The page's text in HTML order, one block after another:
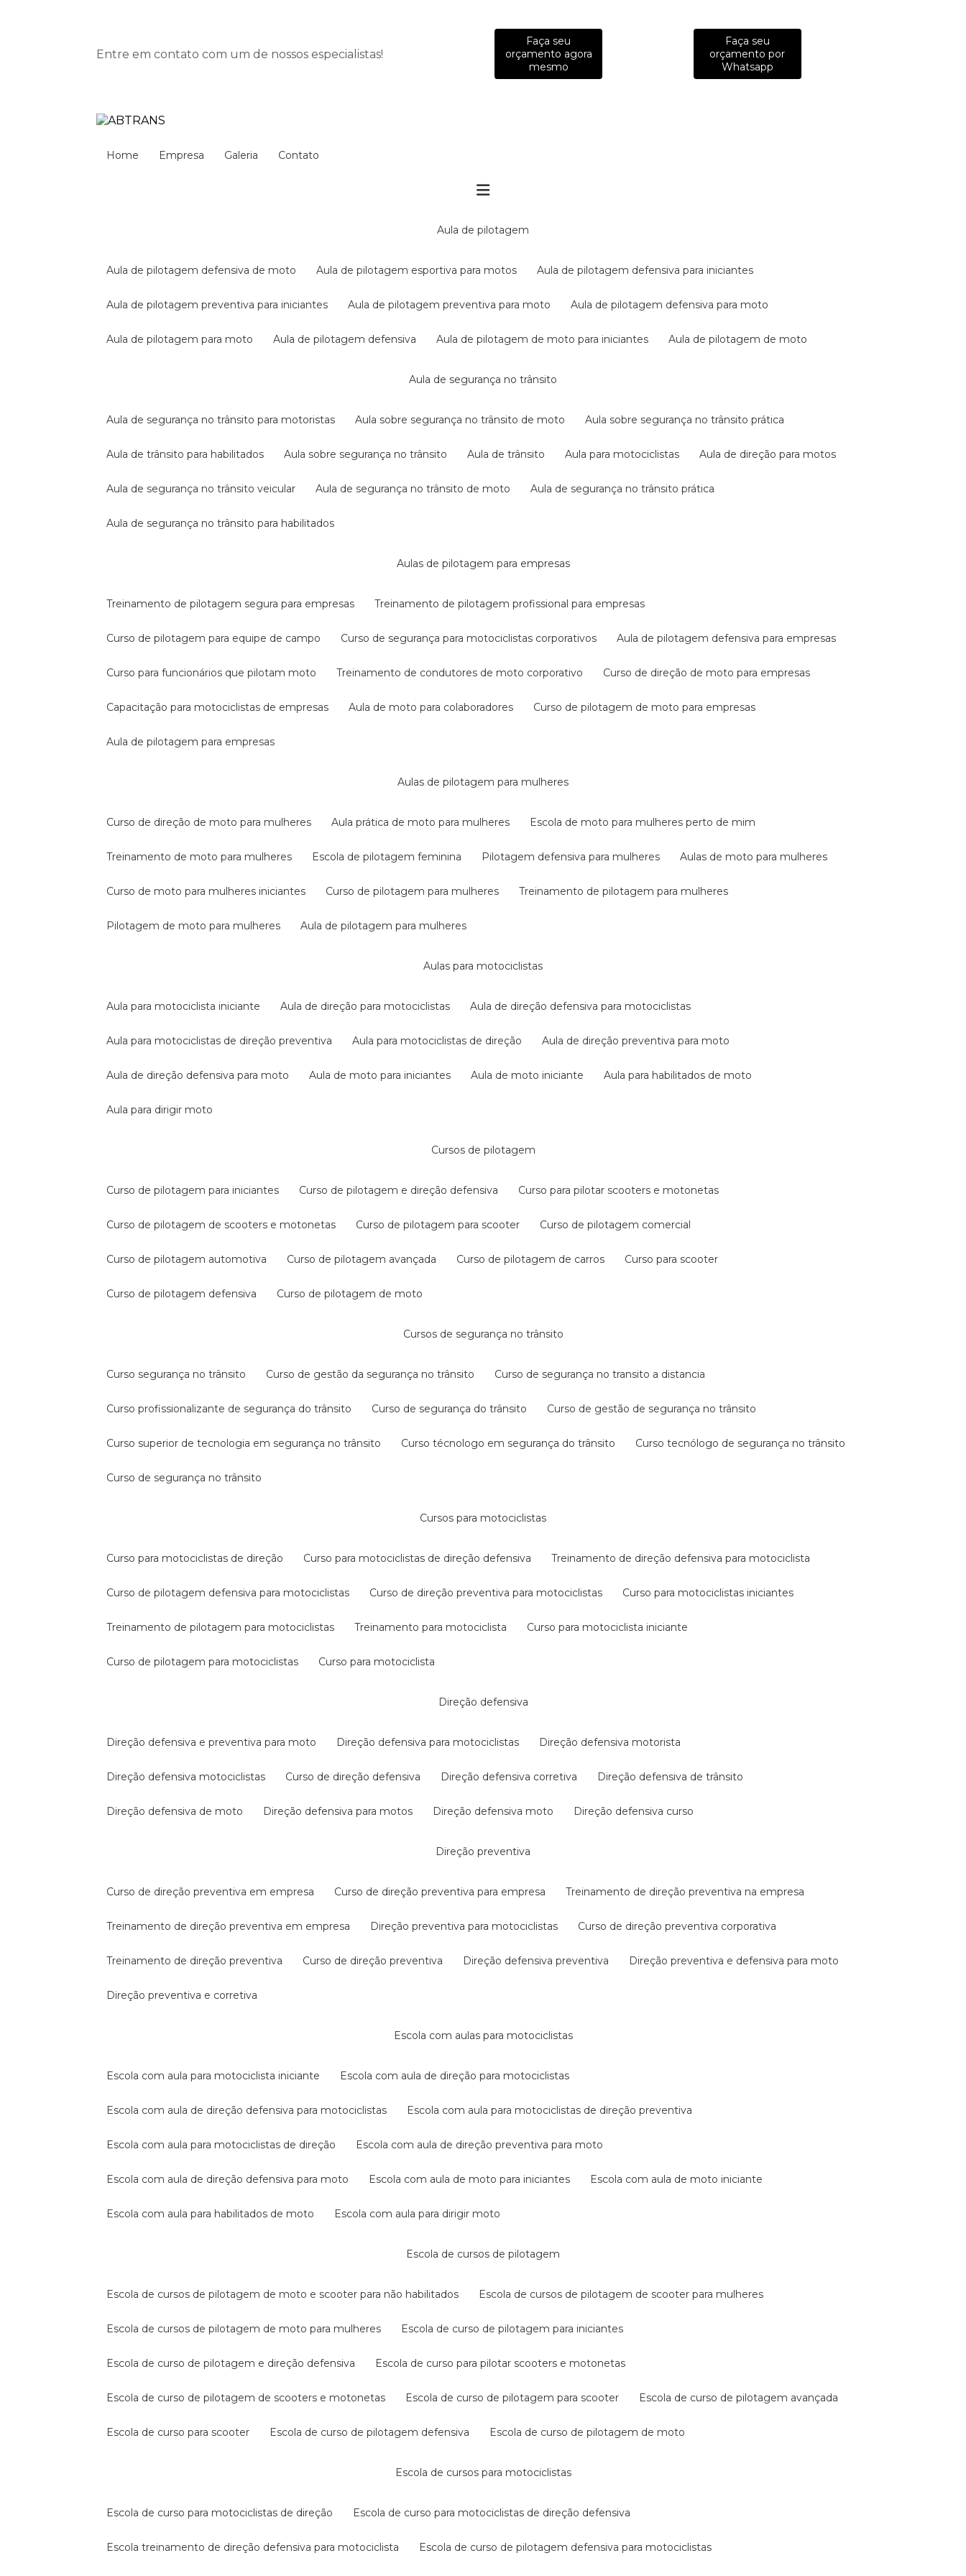
Entre em contato com um de nossos especialistas!
Faça seu
orçamento agora
mesmo
Faça seu
orçamento por
Whatsapp
Home Empresa Galeria Contato
aula de pilotagem
aula de pilotagem defensiva de moto aula de pilotagem esportiva para motos aula de pilotagem defensiva para iniciantes
aula de pilotagem preventiva para iniciantes aula de pilotagem preventiva para moto aula de pilotagem defensiva para moto
aula de pilotagem para moto aula de pilotagem defensiva aula de pilotagem de moto para iniciantes aula de pilotagem de moto
aula de segurança no trânsito
aula de segurança no trânsito para motoristas aula sobre segurança no trânsito de moto aula sobre segurança no trânsito prática
aula de trânsito para habilitados aula sobre segurança no trânsito aula de trânsito aula para motociclistas aula de direção para motos
aula de segurança no trânsito veicular aula de segurança no trânsito de moto aula de segurança no trânsito prática
aula de segurança no trânsito para habilitados
aulas de pilotagem para empresas
treinamento de pilotagem segura para empresas treinamento de pilotagem profissional para empresas
curso de pilotagem para equipe de campo curso de segurança para motociclistas corporativos aula de pilotagem defensiva para empresas
curso para funcionários que pilotam moto treinamento de condutores de moto corporativo curso de direção de moto para empresas
capacitação para motociclistas de empresas aula de moto para colaboradores curso de pilotagem de moto para empresas
aula de pilotagem para empresas
aulas de pilotagem para mulheres
curso de direção de moto para mulheres aula prática de moto para mulheres escola de moto para mulheres perto de mim
treinamento de moto para mulheres escola de pilotagem feminina pilotagem defensiva para mulheres aulas de moto para mulheres
curso de moto para mulheres iniciantes curso de pilotagem para mulheres treinamento de pilotagem para mulheres
pilotagem de moto para mulheres aula de pilotagem para mulheres
aulas para motociclistas
aula para motociclista iniciante aula de direção para motociclistas aula de direção defensiva para motociclistas
aula para motociclistas de direção preventiva aula para motociclistas de direção aula de direção preventiva para moto
aula de direção defensiva para moto aula de moto para iniciantes aula de moto iniciante aula para habilitados de moto
aula para dirigir moto
cursos de pilotagem
curso de pilotagem para iniciantes curso de pilotagem e direção defensiva curso para pilotar scooters e motonetas
curso de pilotagem de scooters e motonetas curso de pilotagem para scooter curso de pilotagem comercial
curso de pilotagem automotiva curso de pilotagem avançada curso de pilotagem de carros curso para scooter
curso de pilotagem defensiva curso de pilotagem de moto
cursos de segurança no trânsito
curso segurança no trânsito curso de gestão da segurança no trânsito curso de segurança no transito a distancia
curso profissionalizante de segurança do trânsito curso de segurança do trânsito curso de gestão de segurança no trânsito
curso superior de tecnologia em segurança no trânsito curso técnologo em segurança do trânsito curso tecnólogo de segurança no trânsito
curso de segurança no trânsito
cursos para motociclistas
curso para motociclistas de direção curso para motociclistas de direção defensiva treinamento de direção defensiva para motociclista
curso de pilotagem defensiva para motociclistas curso de direção preventiva para motociclistas curso para motociclistas iniciantes
treinamento de pilotagem para motociclistas treinamento para motociclista curso para motociclista iniciante
curso de pilotagem para motociclistas curso para motociclista
direção defensiva
direção defensiva e preventiva para moto direção defensiva para motociclistas direção defensiva motorista
direção defensiva motociclistas curso de direção defensiva direção defensiva corretiva direção defensiva de trânsito
direção defensiva de moto direção defensiva para motos direção defensiva moto direção defensiva curso
direção preventiva
curso de direção preventiva em empresa curso de direção preventiva para empresa treinamento de direção preventiva na empresa
treinamento de direção preventiva em empresa direção preventiva para motociclistas curso de direção preventiva corporativa
treinamento de direção preventiva curso de direção preventiva direção defensiva preventiva direção preventiva e defensiva para moto
direção preventiva e corretiva
escola com aulas para motociclistas
escola com aula para motociclista iniciante escola com aula de direção para motociclistas
escola com aula de direção defensiva para motociclistas escola com aula para motociclistas de direção preventiva
escola com aula para motociclistas de direção escola com aula de direção preventiva para moto
escola com aula de direção defensiva para moto escola com aula de moto para iniciantes escola com aula de moto iniciante
escola com aula para habilitados de moto escola com aula para dirigir moto
escola de cursos de pilotagem
escola de cursos de pilotagem de moto e scooter para não habilitados escola de cursos de pilotagem de scooter para mulheres
escola de cursos de pilotagem de moto para mulheres escola de curso de pilotagem para iniciantes
escola de curso de pilotagem e direção defensiva escola de curso para pilotar scooters e motonetas
escola de curso de pilotagem de scooters e motonetas escola de curso de pilotagem para scooter escola de curso de pilotagem avançada
escola de curso para scooter escola de curso de pilotagem defensiva escola de curso de pilotagem de moto
escola de cursos para motociclistas
escola de curso para motociclistas de direção escola de curso para motociclistas de direção defensiva
escola treinamento de direção defensiva para motociclista escola de curso de pilotagem defensiva para motociclistas